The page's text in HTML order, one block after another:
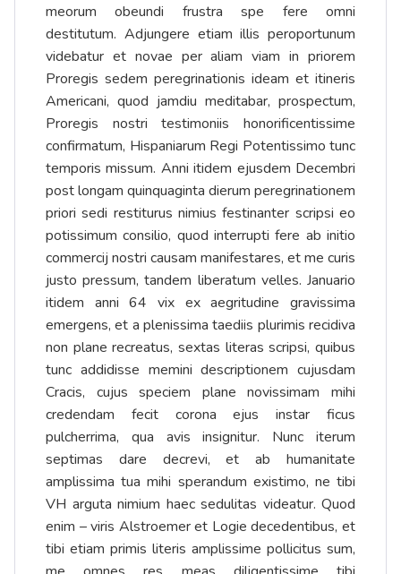
meorum obeundi frustra spe fere omni
destitutum. Adjungere etiam illis peroportunum
videbatur et novae per aliam viam in priorem
Proregis sedem peregrinationis ideam et itineris
Americani, quod jamdiu meditabar, prospectum,
Proregis nostri testimoniis honorificentissime
confirmatum, Hispaniarum Regi Potentissimo tunc
temporis missum. Anni itidem ejusdem Decembri
post longam quinquaginta dierum peregrinationem
priori sedi restiturus nimius festinanter scripsi eo
potissimum consilio, quod interrupti fere ab initio
commercij nostri causam manifestares, et me curis
justo pressum, tandem liberatum velles. Januario
itidem anni 64 vix ex aegritudine gravissima
emergens, et a plenissima taediis plurimis recidiva
non plane recreatus, sextas literas scripsi, quibus
tunc addidisse memini descriptionem cujusdam
Cracis, cujus speciem plane novissimam mihi
credendam fecit corona ejus instar ficus
pulcherrima, qua avis insignitur. Nunc iterum
septimas dare decrevi, et ab humanitate
amplissima tua mihi sperandum existimo, ne tibi
VH arguta nimium haec sedulitas videatur. Quod
enim – viris Alstroemer et Logie decedentibus, et
tibi etiam primis literis amplissime pollicitus sum,